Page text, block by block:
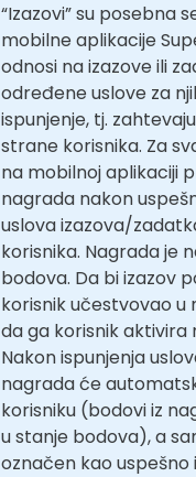
“Izazovi” su posebna
mobilne aplikacije
odnosi na izazove ili
određene uslove za
ispunjenje, tj.
strane korisnika. Za
na mobilnoj aplikaciji
nagrada nakon
uslova izazova/
korisnika. Nagrada je
bodova. Da bi izazov
korisnik učestvovao u
da ga korisnik aktivira
Nakon ispunjenja
nagrada će
korisniku (bodovi iz
u stanje bodova), a
označen kao